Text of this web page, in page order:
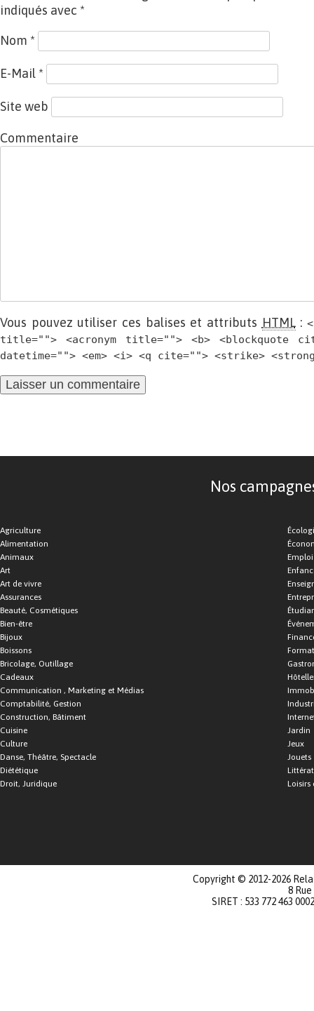
indiqués avec *
Nom *
E-Mail *
Site web
Commentaire
Vous pouvez utiliser ces balises et attributs HTML:
title=""> <acronym title=""> <b> <blockquote
datetime=""> <em> <i> <q cite=""> <strike>
Nos
Agriculture
Alimentation
Animaux
Art
Art de vivre
Assurances
Beauté, Cosmétiques
Bien-être
Bijoux
Boissons
Bricolage, Outillage
Cadeaux
Communication , Marketing et Médias
Comptabilité, Gestion
Construction, Bâtiment
Cuisine
Culture
Danse, Théâtre, Spectacle
Diététique
Droit, Juridique
Emploi
Jardin
Jeux
Jouets
Loisirs
Copyright © 2012-2026
8
SIRET : 533 772 463